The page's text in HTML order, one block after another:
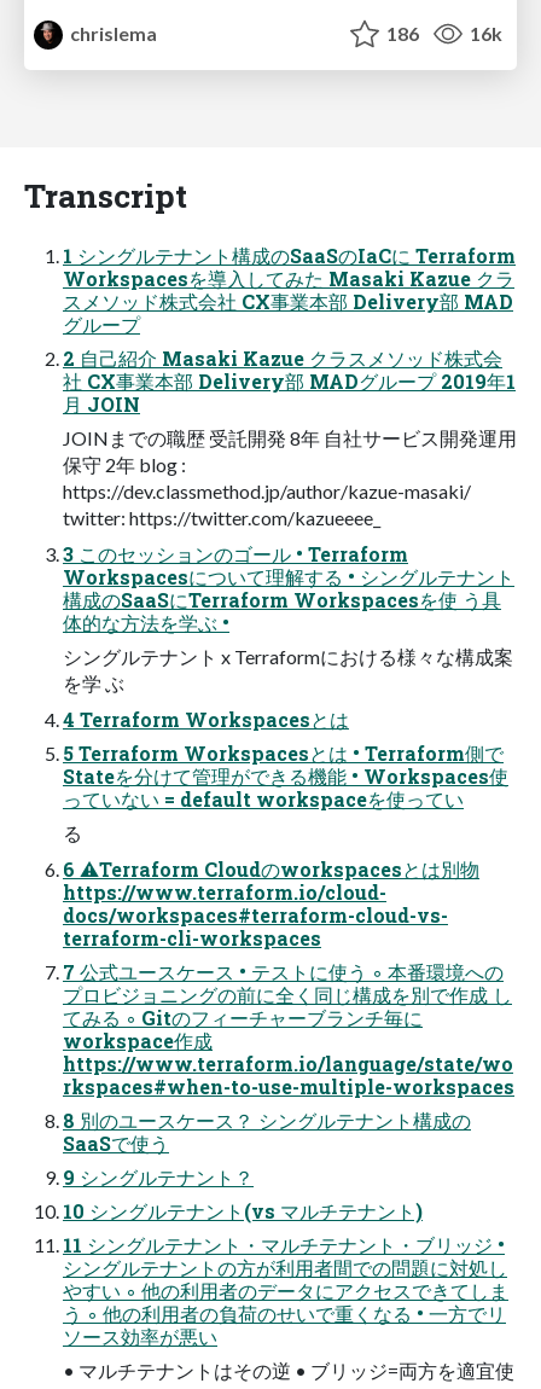
chrislema
186 16k
Transcript
1 シングルテナント構成のSaaSのIaCに Terraform
Workspacesを導入してみた Masaki Kazue クラ
スメソッド株式会社 CX事業本部 Delivery部 MAD
グループ
2 自己紹介 Masaki Kazue クラスメソッド株式会
社 CX事業本部 Delivery部 MADグループ 2019年1
月 JOIN
JOINまでの職歴 受託開発 8年 自社サービス開発運用
保守 2年 blog :
https://dev.classmethod.jp/author/kazue-masaki/
twitter: https://twitter.com/kazueeee_
3 このセッションのゴール • Terraform
Workspacesについて理解する • シングルテナント
構成のSaaSにTerraform Workspacesを使 う具
体的な方法を学ぶ •
シングルテナント x Terraformにおける様々な構成案
を学 ぶ
4 Terraform Workspacesとは
5 Terraform Workspacesとは • Terraform側で
Stateを分けて管理ができる機能 • Workspaces使
っていない = default workspaceを使ってい
る
6 ⚠Terraform Cloudのworkspacesとは別物
https://www.terraform.io/cloud-
docs/workspaces#terraform-cloud-vs-
terraform-cli-workspaces
7 公式ユースケース • テストに使う ◦ 本番環境への
プロビジョニングの前に全く同じ構成を別で作成 し
てみる ◦ Gitのフィーチャーブランチ毎に
workspace作成
https://www.terraform.io/language/state/wo
rkspaces#when-to-use-multiple-workspaces
8 別のユースケース？ シングルテナント構成の
SaaSで使う
9 シングルテナント？
10 シングルテナント(vs マルチテナント)
11 シングルテナント・マルチテナント・ブリッジ •
シングルテナントの方が利用者間での問題に対処し
やすい ◦ 他の利用者のデータにアクセスできてしま
う ◦ 他の利用者の負荷のせいで重くなる • 一方でリ
ソース効率が悪い
• マルチテナントはその逆 • ブリッジ=両方を適宜使